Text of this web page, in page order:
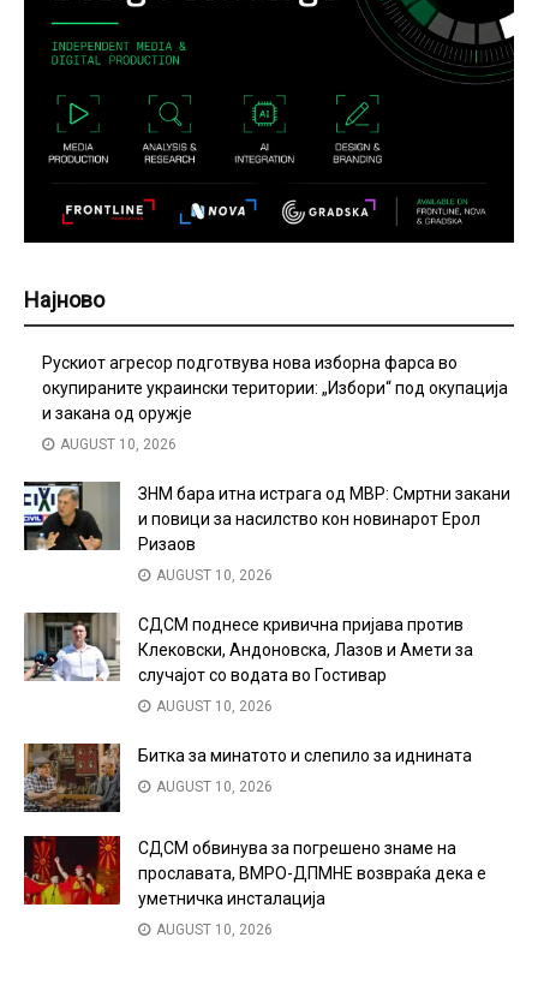
Најново
Рускиот агресор подготвува нова изборна фарса во
окупираните украински територии: „Избори“ под окупација
и закана од оружје
AUGUST 10, 2026
ЗНМ бара итна истрага од МВР: Смртни закани
и повици за насилство кон новинарот Ерол
Ризаов
AUGUST 10, 2026
СДСМ поднесе кривична пријава против
Клековски, Андоновска, Лазов и Амети за
случајот со водата во Гостивар
AUGUST 10, 2026
Битка за минатото и слепило за иднината
AUGUST 10, 2026
СДСМ обвинува за погрешено знаме на
прославата, ВМРО-ДПМНЕ возвраќа дека е
уметничка инсталација
AUGUST 10, 2026